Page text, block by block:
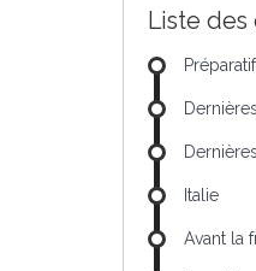
Liste des
Italie
Avant la